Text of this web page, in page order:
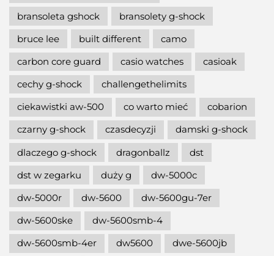
bransoleta gshock
bransolety g-shock
bruce lee
built different
camo
carbon core guard
casio watches
casioak
cechy g-shock
challengethelimits
ciekawistki aw-500
co warto mieć
cobarion
czarny g-shock
czasdecyzji
damski g-shock
dlaczego g-shock
dragonballz
dst
dst w zegarku
duży g
dw-5000c
dw-5000r
dw-5600
dw-5600gu-7er
dw-5600ske
dw-5600smb-4
dw-5600smb-4er
dw5600
dwe-5600jb